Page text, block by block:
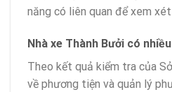
năng có liên quan để xem
Nhà xe Thành Bưởi có
Theo kết quả kiểm tra của
về phương tiện và quản lý